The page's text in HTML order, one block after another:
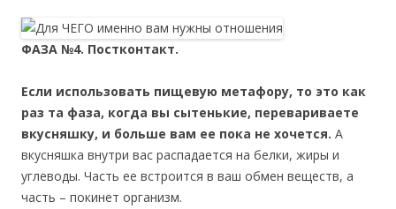
ФАЗА №4. Постконтакт.
Если использовать пищевую метафору, то это как
раз та фаза, когда вы сытенькие, перевариваете
вкусняшку, и больше вам ее пока не хочется. А
вкусняшка внутри вас распадается на белки, жиры и
углеводы. Часть ее встроится в ваш обмен веществ, а
часть – покинет организм.